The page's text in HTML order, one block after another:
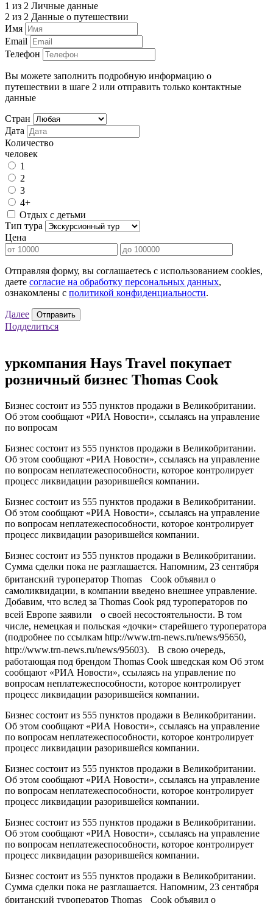
1 из 2 Личные данные
2 из 2 Данные о путешествии
Имя
Email
Телефон
Вы можете заполнить подробную информацию о
путешествии в шаге 2 или отправить только контактные
данные
Стран
Дата
Количество
человек
1
2
3
4+
Отдых с детьми
Тип тура
Цена
Отправляя форму, вы соглашаетесь с использованием cookies,
даете согласие на обработку персональных данных,
ознакомлены с политикой конфиденциальности.
Далее Отправить
Подделиться
уркомпания Hays Travel покупает
розничный бизнес Thomas Cook
Бизнес состоит из 555 пунктов продажи в Великобритании.
Об этом сообщают «РИА Новости», ссылаясь на управление
по вопросам
Бизнес состоит из 555 пунктов продажи в Великобритании.
Об этом сообщают «РИА Новости», ссылаясь на управление
по вопросам неплатежеспособности, которое контролирует
процесс ликвидации разорившейся компании.
Бизнес состоит из 555 пунктов продажи в Великобритании.
Об этом сообщают «РИА Новости», ссылаясь на управление
по вопросам неплатежеспособности, которое контролирует
процесс ликвидации разорившейся компании.
Бизнес состоит из 555 пунктов продажи в Великобритании.
Сумма сделки пока не разглашается. Напомним, 23 сентября
британский туроператор Thomas Cook объявил о
самоликвидации, в компании введено внешнее управление.
Добавим, что вслед за Thomas Cook ряд туроператоров по
всей Европе заявили о своей несостоятельности. В том
числе, немецкая и польская «дочки» старейшего туроператора
(подробнее по ссылкам http://www.trn-news.ru/news/95650,
http://www.trn-news.ru/news/95603). В свою очередь,
работающая под брендом Thomas Cook шведская ком Об этом
сообщают «РИА Новости», ссылаясь на управление по
вопросам неплатежеспособности, которое контролирует
процесс ликвидации разорившейся компании.
Бизнес состоит из 555 пунктов продажи в Великобритании.
Об этом сообщают «РИА Новости», ссылаясь на управление
по вопросам неплатежеспособности, которое контролирует
процесс ликвидации разорившейся компании.
Бизнес состоит из 555 пунктов продажи в Великобритании.
Об этом сообщают «РИА Новости», ссылаясь на управление
по вопросам неплатежеспособности, которое контролирует
процесс ликвидации разорившейся компании.
Бизнес состоит из 555 пунктов продажи в Великобритании.
Об этом сообщают «РИА Новости», ссылаясь на управление
по вопросам неплатежеспособности, которое контролирует
процесс ликвидации разорившейся компании.
Бизнес состоит из 555 пунктов продажи в Великобритании.
Сумма сделки пока не разглашается. Напомним, 23 сентября
британский туроператор Thomas Cook объявил о